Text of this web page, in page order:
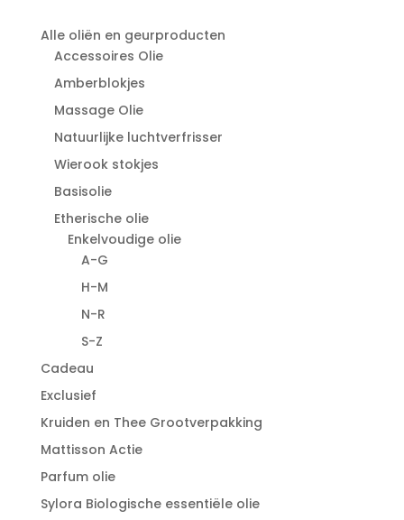
Alle oliën en geurproducten
Accessoires Olie
Amberblokjes
Massage Olie
Natuurlijke luchtverfrisser
Wierook stokjes
Basisolie
Etherische olie
Enkelvoudige olie
A-G
H-M
N-R
S-Z
Cadeau
Exclusief
Kruiden en Thee Grootverpakking
Mattisson Actie
Parfum olie
Sylora Biologische essentiële olie